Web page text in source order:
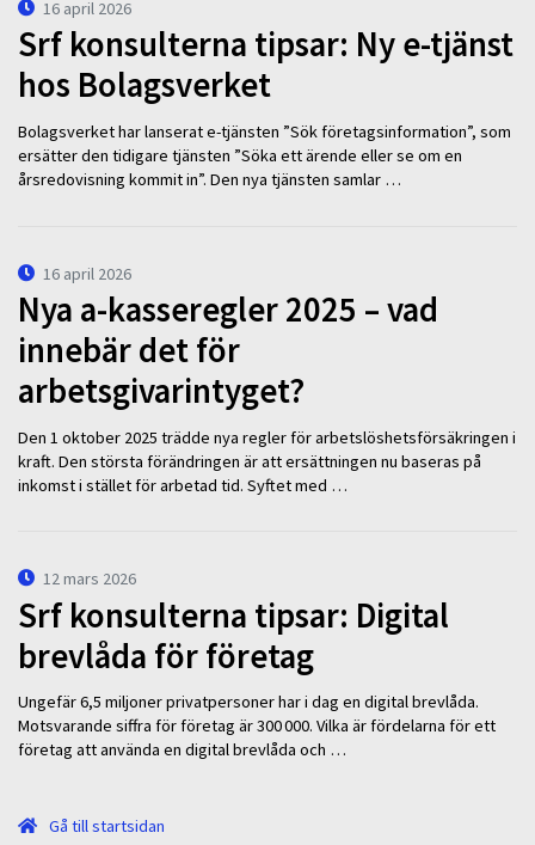
16 april 2026
Srf konsulterna tipsar: Ny e-tjänst
hos Bolagsverket
Bolagsverket har lanserat e-tjänsten ”Sök företagsinformation”, som
ersätter den tidigare tjänsten ”Söka ett ärende eller se om en
årsredovisning kommit in”. Den nya tjänsten samlar …
16 april 2026
Nya a-kasseregler 2025 – vad
innebär det för
arbetsgivarintyget?
Den 1 oktober 2025 trädde nya regler för arbetslöshetsförsäkringen i
kraft. Den största förändringen är att ersättningen nu baseras på
inkomst i stället för arbetad tid. Syftet med …
12 mars 2026
Srf konsulterna tipsar: Digital
brevlåda för företag
Ungefär 6,5 miljoner privatpersoner har i dag en digital brevlåda.
Motsvarande siffra för företag är 300 000. Vilka är fördelarna för ett
företag att använda en digital brevlåda och …
Gå till startsidan